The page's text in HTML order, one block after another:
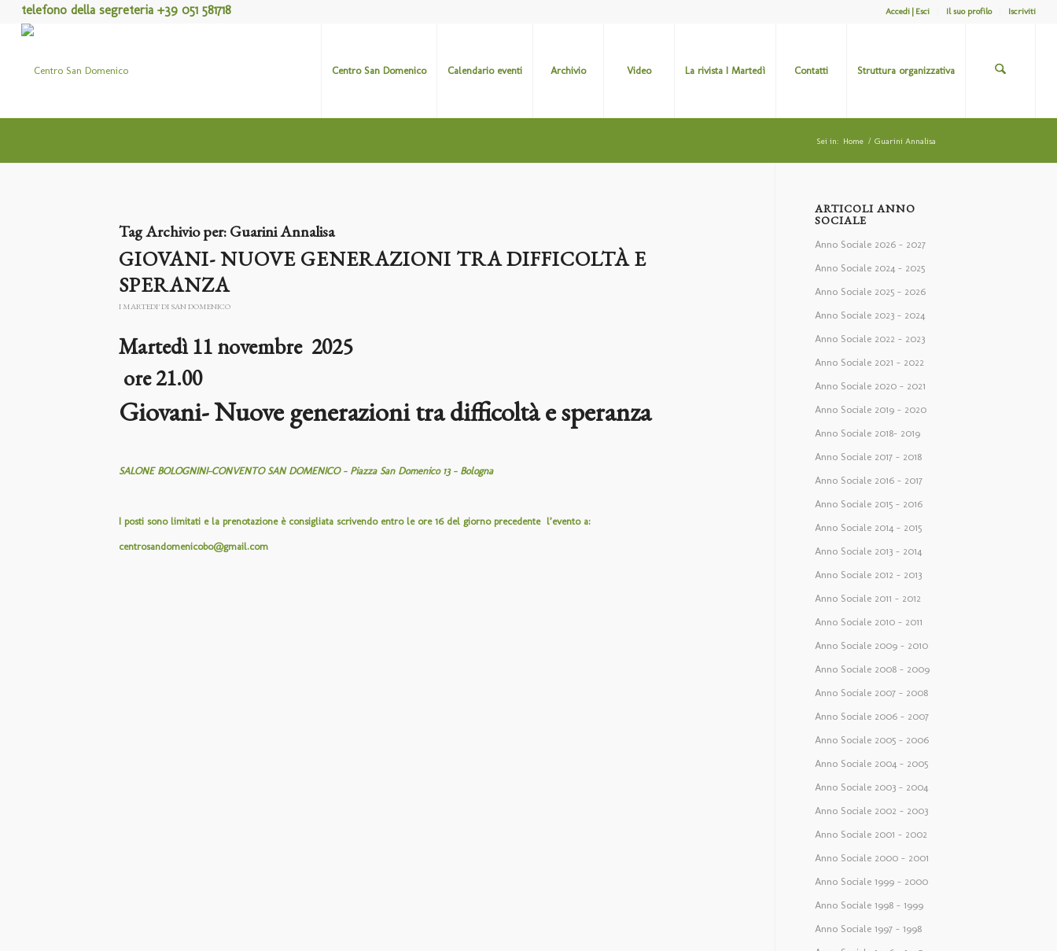
Accedi | Esci Il suo profilo Iscriviti
telefono della segreteria +39 051 581718
Centro San Domenico Calendario eventi Archivio Video La rivista I Martedì Contatti Struttura organizzativa
Sei in: Home / Guarini Annalisa
Tag Archivio per:Guarini Annalisa
GIOVANI- NUOVE GENERAZIONI TRA DIFFICOLTÀ E
SPERANZA
I MARTEDI' DI SAN DOMENICO
Martedì 11 novembre 2025
ore 21.00
Giovani- Nuove generazioni tra difficoltà e speranza
SALONE BOLOGNINI-CONVENTO SAN DOMENICO – Piazza San Domenico 13 – Bologna
I posti sono limitati e la prenotazione è consigliata scrivendo entro le ore 16 del giorno precedente l’evento a:
centrosandomenicobo@gmail.com
ARTICOLI ANNO
SOCIALE
Anno Sociale 2026 – 2027
Anno Sociale 2024 – 2025
Anno Sociale 2025 – 2026
Anno Sociale 2023 – 2024
Anno Sociale 2022 – 2023
Anno Sociale 2021 – 2022
Anno Sociale 2020 – 2021
Anno Sociale 2019 – 2020
Anno Sociale 2018– 2019
Anno Sociale 2017 – 2018
Anno Sociale 2016 – 2017
Anno Sociale 2015 – 2016
Anno Sociale 2014 – 2015
Anno Sociale 2013 – 2014
Anno Sociale 2012 – 2013
Anno Sociale 2011 – 2012
Anno Sociale 2010 – 2011
Anno Sociale 2009 – 2010
Anno Sociale 2008 – 2009
Anno Sociale 2007 – 2008
Anno Sociale 2006 – 2007
Anno Sociale 2005 – 2006
Anno Sociale 2004 – 2005
Anno Sociale 2003 – 2004
Anno Sociale 2002 – 2003
Anno Sociale 2001 – 2002
Anno Sociale 2000 – 2001
Anno Sociale 1999 – 2000
Anno Sociale 1998 – 1999
Anno Sociale 1997 – 1998